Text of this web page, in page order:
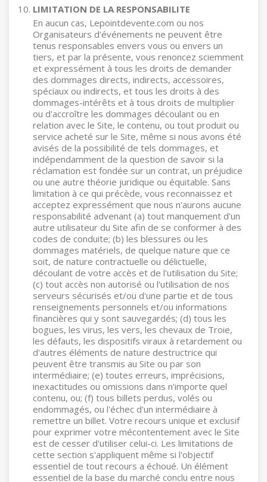
LIMITATION DE LA RESPONSABILITE
En aucun cas, Lepointdevente.com ou nos
Organisateurs d'événements ne peuvent être
tenus responsables envers vous ou envers un
tiers, et par la présente, vous renoncez sciemment
et expressément à tous les droits de demander
des dommages directs, indirects, accessoires,
spéciaux ou indirects, et tous les droits à des
dommages-intérêts et à tous droits de multiplier
ou d'accroître les dommages découlant ou en
relation avec le Site, le contenu, ou tout produit ou
service acheté sur le Site, même si nous avons été
avisés de la possibilité de tels dommages, et
indépendamment de la question de savoir si la
réclamation est fondée sur un contrat, un préjudice
ou une autre théorie juridique ou équitable. Sans
limitation à ce qui précède, vous reconnaissez et
acceptez expressément que nous n'aurons aucune
responsabilité advenant (a) tout manquement d'un
autre utilisateur du Site afin de se conformer à des
codes de conduite; (b) les blessures ou les
dommages matériels, de quelque nature que ce
soit, de nature contractuelle ou délictuelle,
découlant de votre accès et de l'utilisation du Site;
(c) tout accès non autorisé ou l'utilisation de nos
serveurs sécurisés et/ou d'une partie et de tous
renseignements personnels et/ou informations
financières qui y sont sauvegardés; (d) tous les
bogues, les virus, les vers, les chevaux de Troie,
les défauts, les dispositifs viraux à retardement ou
d'autres éléments de nature destructrice qui
peuvent être transmis au Site ou par son
intermédiaire; (e) toutes erreurs, imprécisions,
inexactitudes ou omissions dans n'importe quel
contenu, ou; (f) tous billets perdus, volés ou
endommagés, ou l'échec d'un intermédiaire à
remettre un billet. Votre recours unique et exclusif
pour exprimer votre mécontentement avec le Site
est de cesser d'utiliser celui-ci. Les limitations de
cette section s'appliquent même si l'objectif
essentiel de tout recours a échoué. Un élément
essentiel de la base du marché conclu entre nous